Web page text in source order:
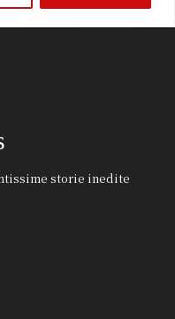
storie inedite